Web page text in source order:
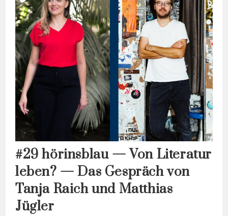
#29 hörinsblau — Von Literatur
leben? — Das Gespräch von
Tanja Raich und Matthias
Jügler